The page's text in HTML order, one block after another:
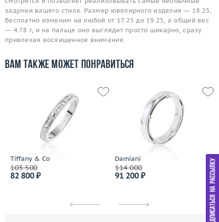
задумки вашего стиля. Размер ювелирного изделия — 18.25,
бесплатно изменим на любой от 17.25 до 19.25, а общий вес
— 4.78 г, и на пальце оно выглядит просто шикарно, сразу
привлекая восхищенное внимание.
Вам также может понравиться
Tiffany & Co
103 500
82 800 ₽
Damiani
114 000
91 200 ₽